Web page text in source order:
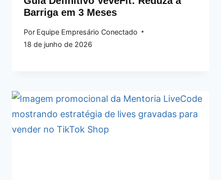
Barriga em 3 Meses
Por Equipe Empresário Conectado
18 de junho de 2026